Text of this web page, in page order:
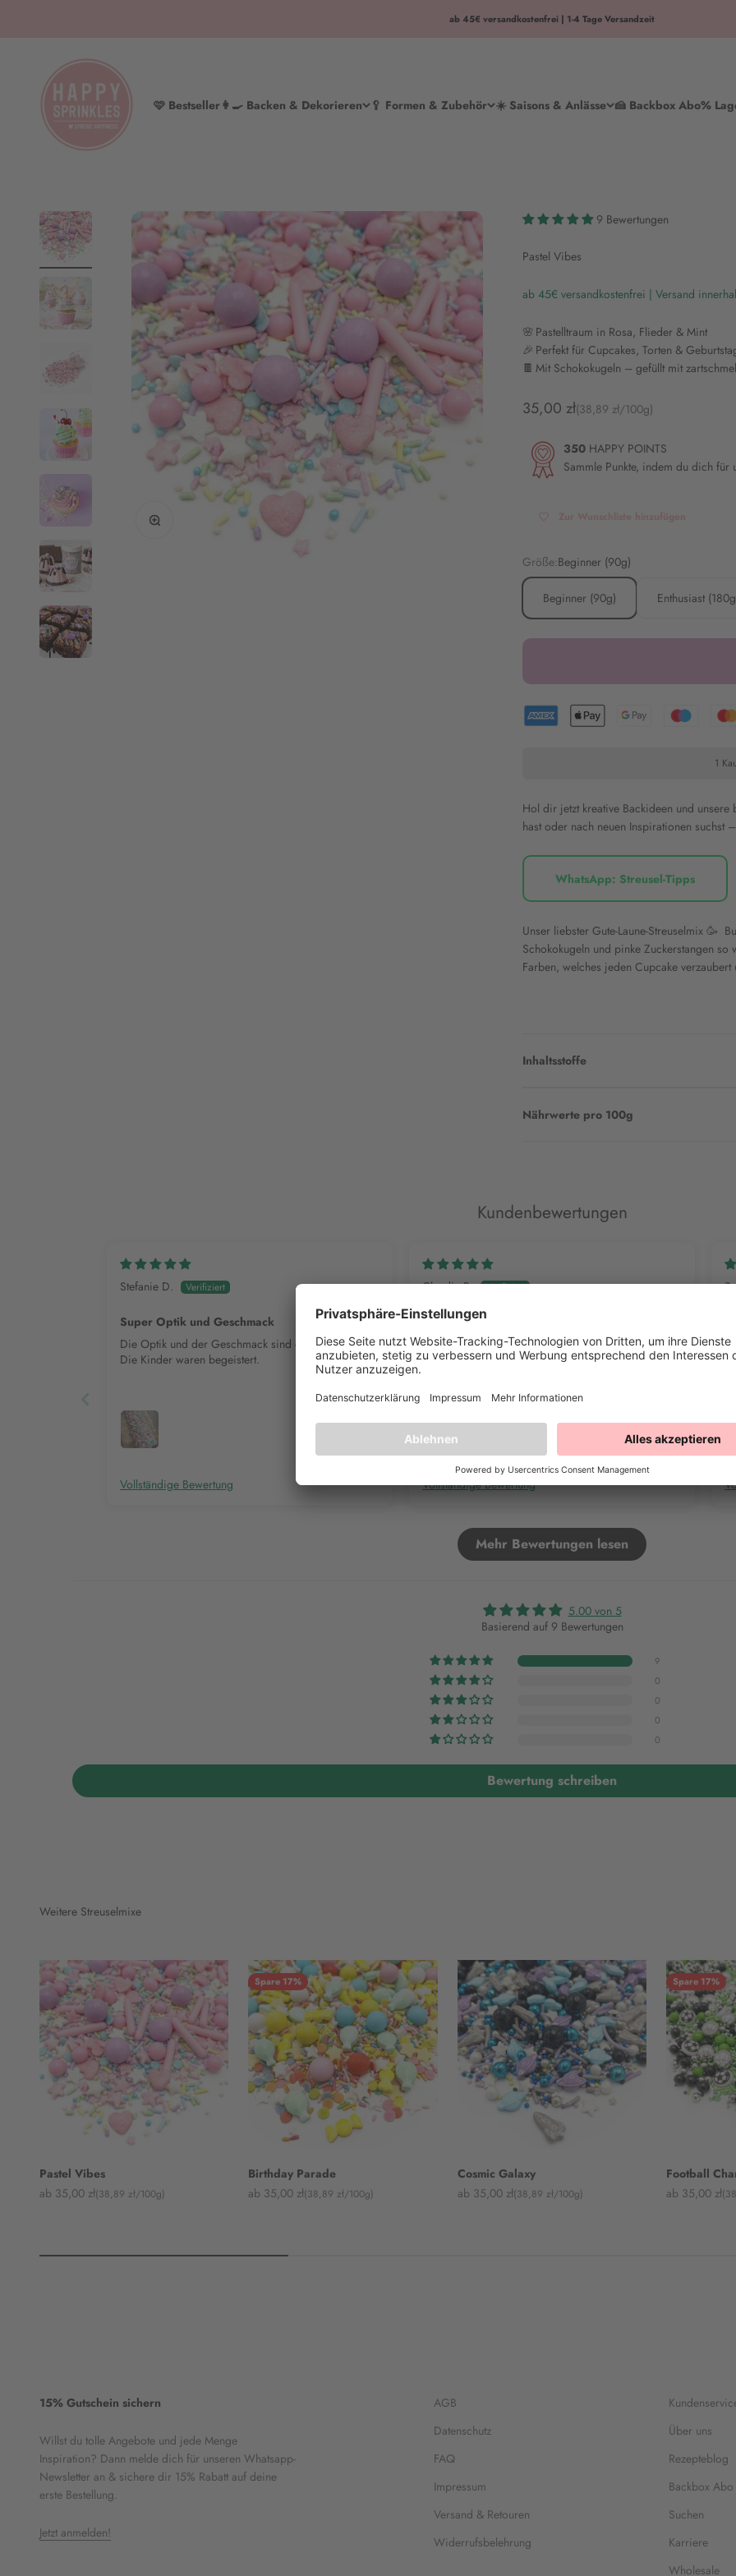
ab 45€ versandkostenfrei | 1-4 Tage Versandzeit
🩷 Bestseller👩‍🍳 Backen & Dekorieren 🥄 Formen & Zubehör ☀️ Saisons & Anlässe 🍰 Backbox Abo%
HAPPY SPRINKLES | D2C
9 Bewertungen
Pastel Vibes
ab 45€ versandkostenfrei | Versand
🌸 Pastelltraum in Rosa, Flieder & Mint
🎉 Perfekt für Cupcakes, Torten &
🍫 Mit Schokokugeln – gefüllt mit
Angebot
35,00 zł(38,89 zł/100g)
350 HAPPY POINTS
Sammle Punkte, indem du dich für
Größe:Beginner (90g)
Beginner (90g) Enthusiast
1
Hol dir jetzt kreative Backideen und
hast oder nach neuen Inspirationen
WhatsApp: Streusel-Tipps
Unser liebster Gute-Laune-Streuselmix 🥳
Schokokugeln und pinke Zuckerstangen
Farben, welches jeden Cupcake
Inhaltsstoffe
Nährwerte pro 100g
Kundenbewertungen
Stefanie D.
Super Optik und Geschmack
Die Optik und der Geschmack sind einfach super.
Die Kinder waren begeistert.
Vollständige Bewertung
Claudia B.
Wunderschön
Ich habe für die Adventsbäckerei so ein paar tolle
Ideen in Pastell und freue mich sehr über die Streusel
Vollständige Bewertung
Mehr Bewertungen lesen
5.00 von 5
Basierend auf 9 Bewertungen
9
0
0
0
0
Bewertung schreiben
Weitere Streuselmixe
Pastel Vibes
Angebot
ab 35,00 zł(38,89 zł/100g)
Spare 17%
Birthday Parade
Angebot
ab 35,00 zł(38,89 zł/100g)
Cosmic Galaxy
Angebot
ab 35,00 zł(38,89 zł/100g)
Spare 17%
Football
Angebot
ab 35,00 zł
15% Gutschein sichern
Willst du tolle Angebote und jede Menge
Inspiration? Dann melde dich für unseren Whatsapp-
Newsletter an & sichere dir 15% Rabatt auf deine
erste Bestellung.
Jetzt anmelden!
AGB
Datenschutz
FAQ
Impressum
Versand & Retouren
Widerrufsbelehrung
Über uns
Rezepteblog
Backbox
Suchen
Karriere
Wholesale